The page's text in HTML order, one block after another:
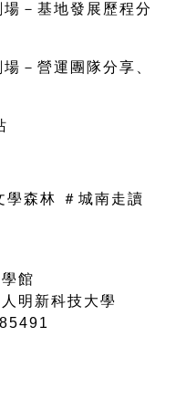
－基地發展歷程分
－營運團隊分享、
學森林 ＃城南走讀
館
明新科技大學